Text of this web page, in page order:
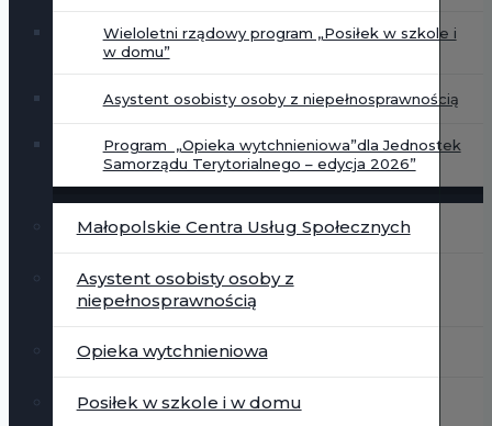
Wieloletni rządowy program „Posiłek w szkole i
w domu”
Asystent osobisty osoby z niepełnosprawnością
Program „Opieka wytchnieniowa”dla Jednostek
Samorządu Terytorialnego – edycja 2026”
Małopolskie Centra Usług Społecznych
Asystent osobisty osoby z
niepełnosprawnością
Opieka wytchnieniowa
Posiłek w szkole i w domu